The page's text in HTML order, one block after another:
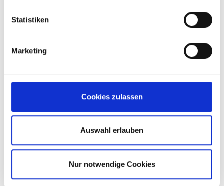
Statistiken
Marketing
Cookies zulassen
Auswahl erlauben
Nur notwendige Cookies